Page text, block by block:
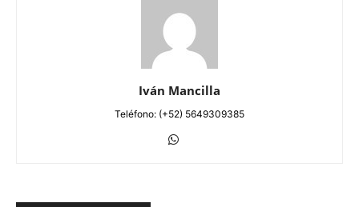
Iván Mancilla
Teléfono: (+52) 5649309385